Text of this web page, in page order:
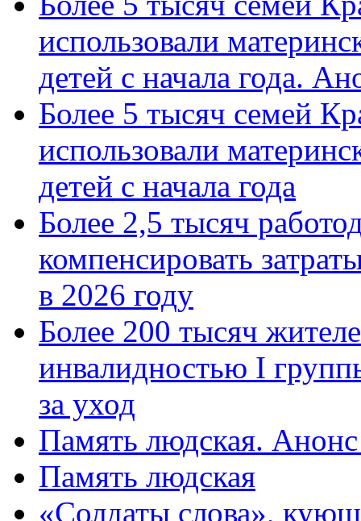
использовали
детей с начала года.
Более 5 тысяч семей
использовали
детей с начала года
Более 2,5 тысяч
компенсировать
в 2026 году
Более 200 тысяч
инвалидностью I
за уход
Память людская.
Память людская
«Солдаты слова»,